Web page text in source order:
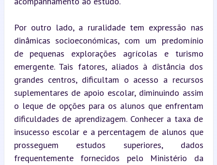
Por outro lado, a ruralidade tem expressão nas
dinâmicas socioeconómicas, com um predomínio
de pequenas explorações agrícolas e turismo
emergente. Tais fatores, aliados à distância dos
grandes centros, dificultam o acesso a recursos
suplementares de apoio escolar, diminuindo assim
o leque de opções para os alunos que enfrentam
dificuldades de aprendizagem. Conhecer a taxa de
insucesso escolar e a percentagem de alunos que
prosseguem estudos superiores, dados
frequentemente fornecidos pelo Ministério da